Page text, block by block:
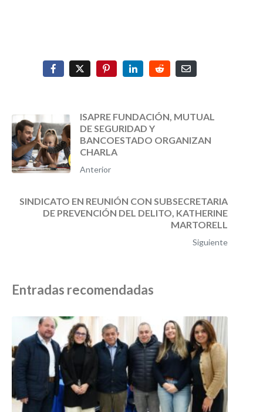
ISAPRE FUNDACIÓN, MUTUAL
DE SEGURIDAD Y
BANCOESTADO ORGANIZAN
CHARLA
Anterior
SINDICATO EN REUNIÓN CON SUBSECRETARIA
DE PREVENCIÓN DEL DELITO, KATHERINE
MARTORELL
Siguiente
Entradas recomendadas